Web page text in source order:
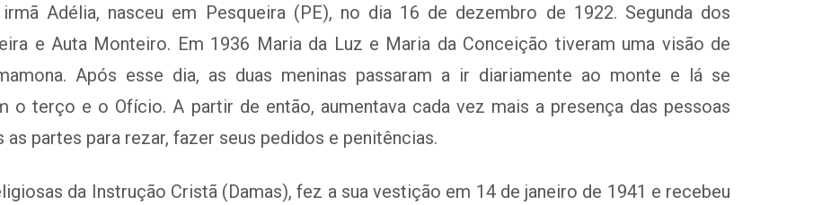
Adélia, nasceu em Pesqueira (PE), no dia 16 de dezembro de 1922. Segunda dos
e Auta Monteiro. Em 1936 Maria da Luz e Maria da Conceição tiveram uma visão de
Após esse dia, as duas meninas passaram a ir diariamente ao monte e lá se
o terço e o Ofício. A partir de então, aumentava cada vez mais a presença das pessoas
partes para rezar, fazer seus pedidos e penitências.
da Instrução Cristã (Damas), fez a sua vestição em 14 de janeiro de 1941 e recebeu